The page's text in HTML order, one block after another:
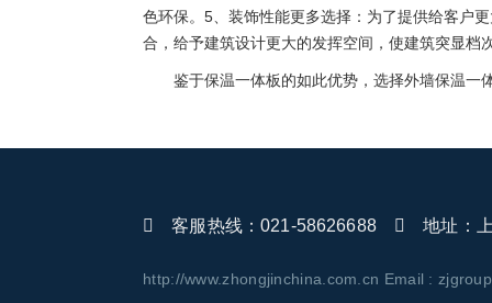
色环保。5、装饰性能更多选择：为了提供给客户
合，给予建筑设计更大的发挥空间，使建筑突显档
鉴于保温一体板的如此优势，选择外墙保温一
客服热线：021-58626688 地址：上
http://www.zhongjinchina.com.cn Email :